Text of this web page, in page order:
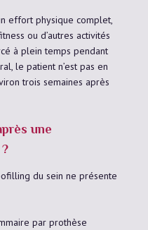
effort physique complet,
ou d’autres activités
à plein temps pendant
le patient n’est pas en
trois semaines après
une
du sein ne présente
par prothèse